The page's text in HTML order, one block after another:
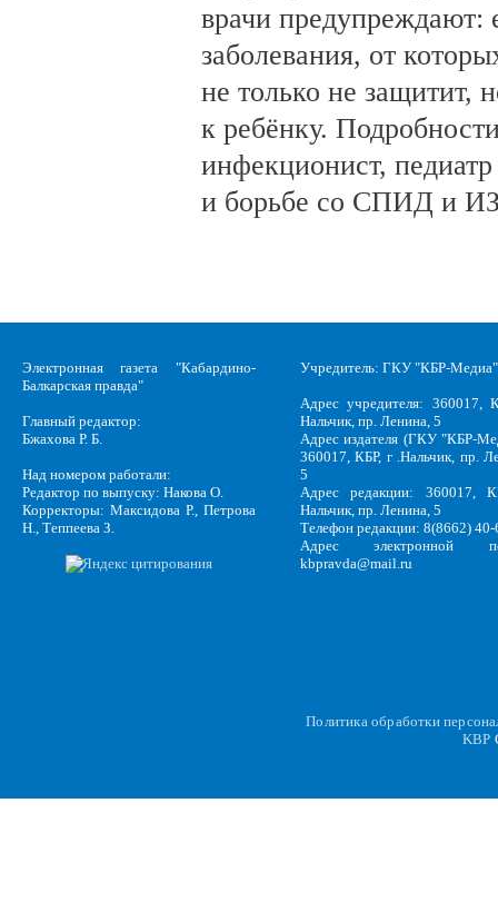
врачи предупреждают:
заболевания, от
не только не защитит,
к ребёнку.
инфекционист,
и борьбе со СПИД и
Электронная газета "Кабардино-
Балкарская правда"
Главный редактор:
Бжахова Р. Б.
Над номером работали:
Редактор по выпуску: Накова О.
Корректоры: Максидова Р., Петрова
Н., Теппеева З.
Учредитель: ГКУ "КБР-Медиа"
Адрес учредителя: 360017,
Нальчик, пр. Ленина, 5
Адрес издателя (ГКУ "КБР-
360017, КБР, г .Нальчик, пр.
5
Адрес редакции: 360017,
Нальчик, пр. Ленина, 5
Телефон редакции: 8(8662)
Адрес электронной
kbpravda@mail.ru
Политика обработки
KBP